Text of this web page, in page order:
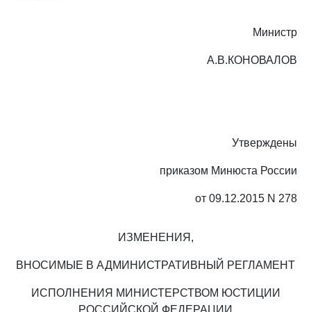
Министр
А.В.КОНОВАЛОВ
Утверждены
приказом Минюста России
от 09.12.2015 N 278
ИЗМЕНЕНИЯ,
ВНОСИМЫЕ В АДМИНИСТРАТИВНЫЙ РЕГЛАМЕНТ
ИСПОЛНЕНИЯ МИНИСТЕРСТВОМ ЮСТИЦИИ
РОССИЙСКОЙ ФЕДЕРАЦИИ